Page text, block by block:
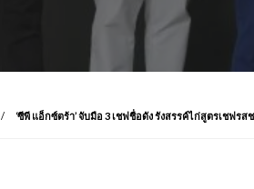
‘ซีพี แอ็กซ์ตร้า’ จับมือ 3 เชฟชื่อดัง รังสรรค์ไก่สูตรเชฟรส